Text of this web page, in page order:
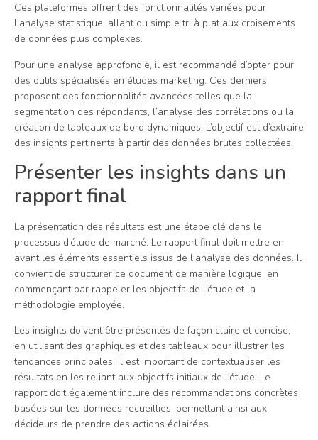
Ces plateformes offrent des fonctionnalités variées pour
l’analyse statistique, allant du simple tri à plat aux croisements
de données plus complexes.
Pour une analyse approfondie, il est recommandé d’opter pour
des outils spécialisés en études marketing. Ces derniers
proposent des fonctionnalités avancées telles que la
segmentation des répondants, l’analyse des corrélations ou la
création de tableaux de bord dynamiques. L’objectif est d’extraire
des insights pertinents à partir des données brutes collectées.
Présenter les insights dans un
rapport final
La présentation des résultats est une étape clé dans le
processus d’étude de marché. Le rapport final doit mettre en
avant les éléments essentiels issus de l’analyse des données. Il
convient de structurer ce document de manière logique, en
commençant par rappeler les objectifs de l’étude et la
méthodologie employée.
Les insights doivent être présentés de façon claire et concise,
en utilisant des graphiques et des tableaux pour illustrer les
tendances principales. Il est important de contextualiser les
résultats en les reliant aux objectifs initiaux de l’étude. Le
rapport doit également inclure des recommandations concrètes
basées sur les données recueillies, permettant ainsi aux
décideurs de prendre des actions éclairées.